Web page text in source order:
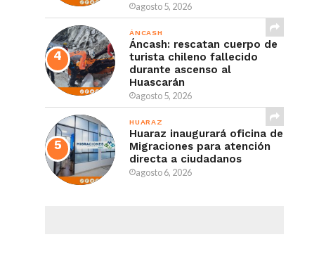
agosto 5, 2026
ÁNCASH
Áncash: rescatan cuerpo de
turista chileno fallecido
durante ascenso al
Huascarán
agosto 5, 2026
HUARAZ
Huaraz inaugurará oficina de
Migraciones para atención
directa a ciudadanos
agosto 6, 2026